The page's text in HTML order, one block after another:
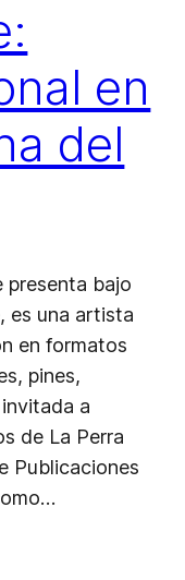
en
del
presenta bajo
es una artista
en formatos
pines,
a
de La Perra
Publicaciones